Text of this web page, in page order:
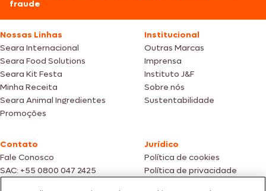
fraude
Nossas Linhas
Seara Internacional
Seara Food Solutions
Seara Kit Festa
Minha Receita
Seara Animal Ingredientes
Promoções
Institucional
Outras Marcas
Imprensa
Instituto J&F
Sobre nós
Sustentabilidade
Contato
Fale Conosco
SAC: +55 0800 047 2425
Jurídico
Política de cookies
Política de privacidade